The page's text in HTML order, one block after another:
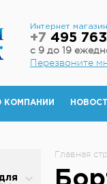
Интернет магазин
+7 495
с 9 до 19
Перезвоните
КОМПАНИИ
Главная